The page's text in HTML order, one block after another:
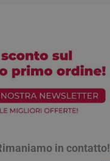
in contatto!